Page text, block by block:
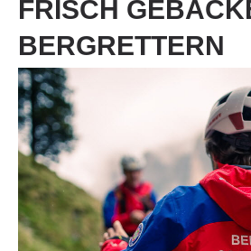
FRISCH
BERGRETTERN